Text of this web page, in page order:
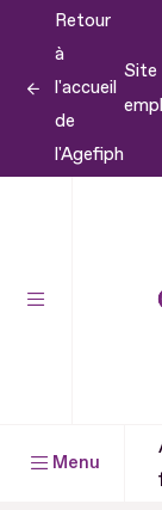
contenu
Retour
à
l'accueil
de
l'Agefiph
Site
Menu